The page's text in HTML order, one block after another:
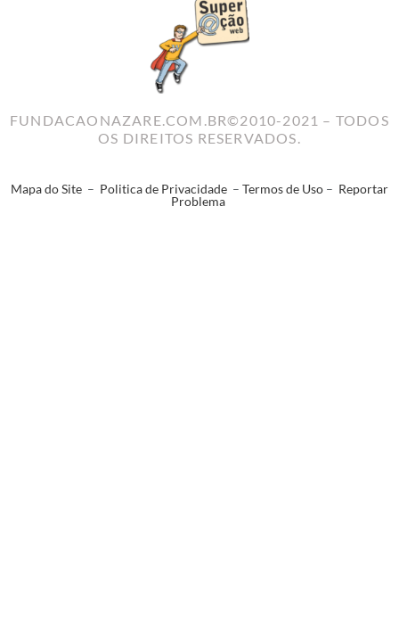
FUNDACAONAZARE.COM.BR©2010-2021 – TODOS
OS DIREITOS RESERVADOS.
Mapa do Site – Politica de Privacidade – Termos de Uso – Reportar
Problema